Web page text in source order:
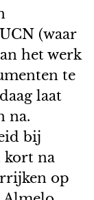
(waar
het werk
te
laat
na.
bij
kort na
op